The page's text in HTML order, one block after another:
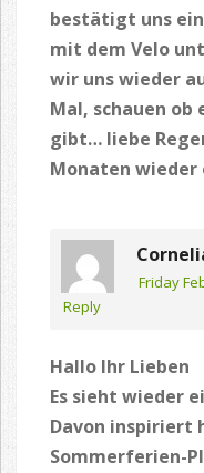
bestätigt uns
mit dem Velo
wir uns wieder
Mal, schauen ob
gibt… liebe
Monaten wieder
Friday
Reply
Hallo Ihr Lieben
Es sieht wieder
Davon inspiriert
Sommerferien-